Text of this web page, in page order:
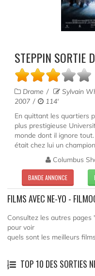
STEPPIN SORTIE
Drame Sylvain
2007
114'
En quittant les quartiers
plus prestigieuse
monde dont il ignore
était chez lui un
Columbus
BANDE ANNONCE
FILMS AVEC NE-YO -
Consultez les autres pages
pour voir
quels sont les meilleurs
TOP 10 DES SORTIES